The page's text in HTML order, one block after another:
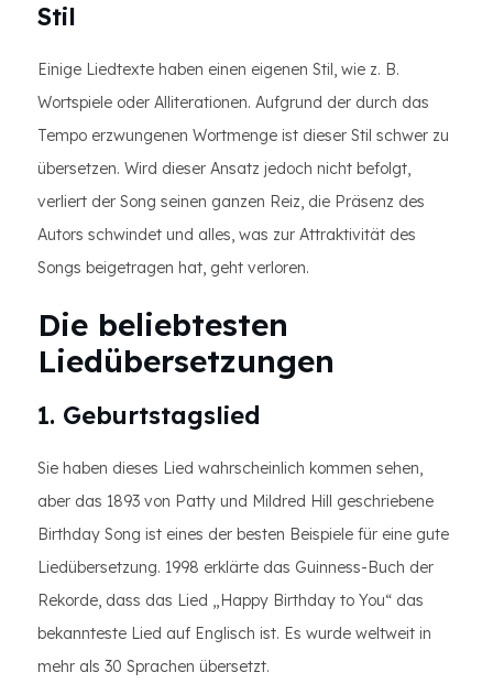
Stil
Einige Liedtexte haben einen eigenen Stil, wie z. B.
Wortspiele oder Alliterationen. Aufgrund der durch das
Tempo erzwungenen Wortmenge ist dieser Stil schwer zu
übersetzen. Wird dieser Ansatz jedoch nicht befolgt,
verliert der Song seinen ganzen Reiz, die Präsenz des
Autors schwindet und alles, was zur Attraktivität des
Songs beigetragen hat, geht verloren.
Die beliebtesten
Liedübersetzungen
1. Geburtstagslied
Sie haben dieses Lied wahrscheinlich kommen sehen,
aber das 1893 von Patty und Mildred Hill geschriebene
Birthday Song ist eines der besten Beispiele für eine gute
Liedübersetzung. 1998 erklärte das Guinness-Buch der
Rekorde, dass das Lied „Happy Birthday to You“ das
bekannteste Lied auf Englisch ist. Es wurde weltweit in
mehr als 30 Sprachen übersetzt.